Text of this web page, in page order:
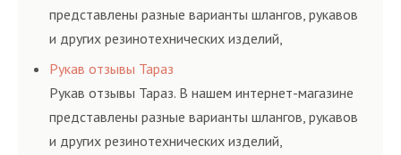
представлены разные варианты шлангов, рукавов
и других резинотехнических изделий,
соответствующих ГОСТам, техническим условиям
и нормативам.
Рукав отзывы Тараз
Рукав отзывы Тараз. В нашем интернет-магазине
представлены разные варианты шлангов, рукавов
и других резинотехнических изделий,